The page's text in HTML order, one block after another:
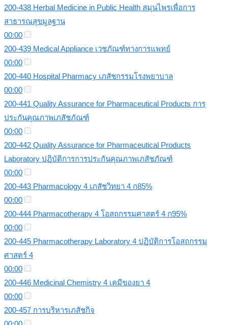
200-438 Herbal Medicine in Public Health สมุนไพรเพื่อการ
สาธารณสุขมูลฐาน
00:00
200-439 Medical Appliance เวชภัณฑ์ทางการแพทย์
00:00
200-440 Hospital Pharmacy เภสัชกรรมโรงพยาบาล
00:00
200-441 Quality Assurance for Pharmaceutical Products การ
ประกันคุณภาพเภสัชภัณฑ์
00:00
200-442 Quality Assurance for Pharmaceutical Products
Laboratory ปฏิบัติการการประกันคุณภาพเภสัชภัณฑ์
00:00
200-443 Pharmacology 4 เภสัชวิทยา 4 ก85%
00:00
200-444 Pharmacotherapy 4 โอสถกรรมศาสตร์ 4 ก95%
00:00
200-445 Pharmacotherapy Laboratory 4 ปฏิบัติการโอสถกรรม
ศาสตร์ 4
00:00
200-446 Medicinal Chemistry 4 เคมีของยา 4
00:00
200-457 การบริหารเภสัชกิจ